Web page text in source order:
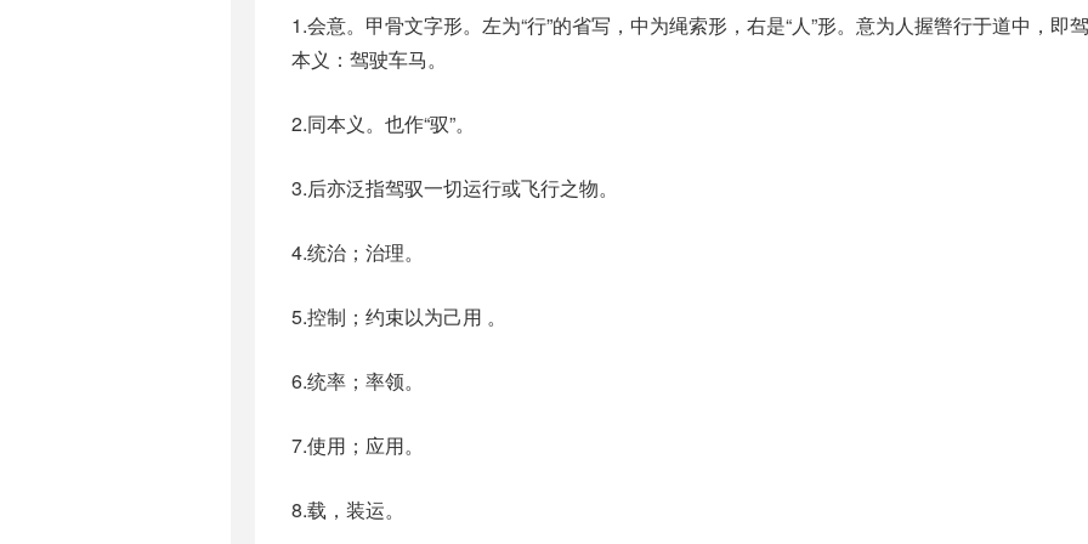
1.会意。甲骨文字形。左为“行”的省写，中为绳索形，右是“人”形。意为人握辔行于道中，即驾
本义：驾驶车马。
2.同本义。也作“驭”。
3.后亦泛指驾驭一切运行或飞行之物。
4.统治；治理。
5.控制；约束以为己用 。
6.统率；率领。
7.使用；应用。
8.载，装运。